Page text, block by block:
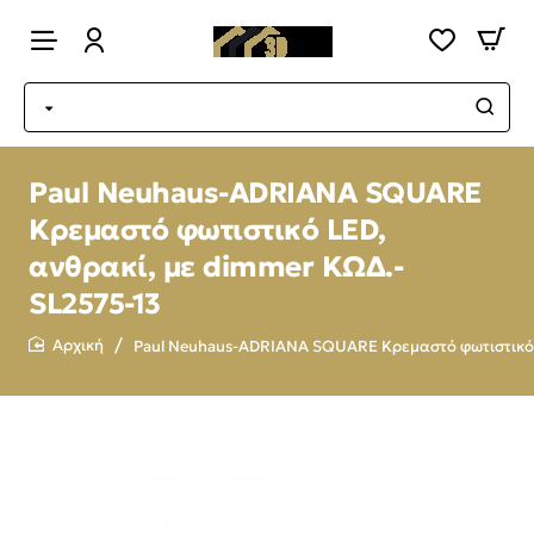
Paul Neuhaus-ADRIANA SQUARE
Κρεμαστό φωτιστικό LED,
ανθρακί, με dimmer ΚΩΔ.-
SL2575-13
Paul Neuhaus-ADRIANA SQUARE Κρεμαστό